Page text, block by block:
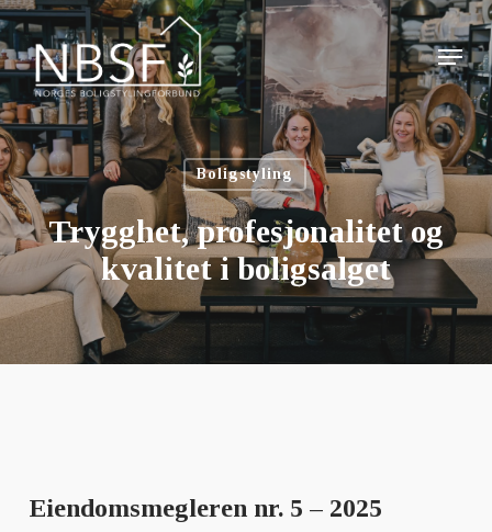
Skip
to
main
content
Menu
Boligstyling
Trygghet, profesjonalitet og
kvalitet i boligsalget
Eiendomsmegleren nr. 5 – 2025
Close
Menu